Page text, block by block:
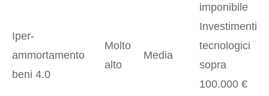
imponibile
Iper-
ammortamento
beni 4.0
Molto
alto
Media
Investimenti
tecnologici
sopra
100.000 €